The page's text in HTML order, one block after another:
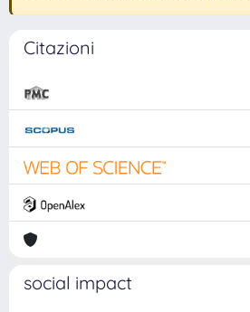
Citazioni
social impact